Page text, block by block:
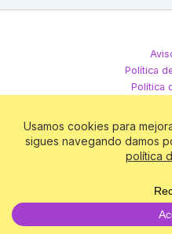
Política
Política
Todos los